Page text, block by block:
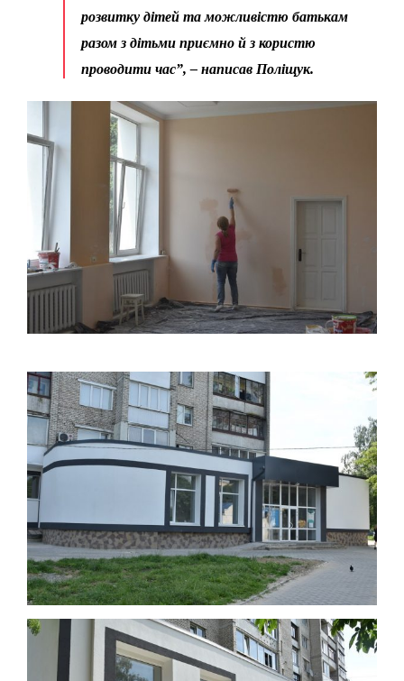
розвитку дітей та можливістю батькам
разом з дітьми приємно й з користю
проводити час”, – написав Поліщук.